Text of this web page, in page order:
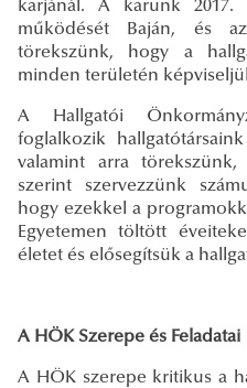
karjánál. A karunk
működését Baján, és
törekszünk, hogy a
minden területén
A Hallgatói
foglalkozik
valamint arra
szerint szervezzünk
hogy ezekkel a
Egyetemen töltött
életet és elősegítsük a
A HÖK Szerepe és Feladatai
A HÖK szerepe kritikus a